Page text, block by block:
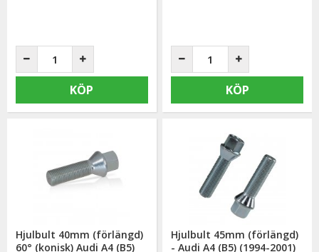
KÖP KÖP
Hjulbult 40mm (förlängd)
60° (konisk) Audi A4 (B5)
Hjulbult 45mm (förlängd)
- Audi A4 (B5) (1994-2001)